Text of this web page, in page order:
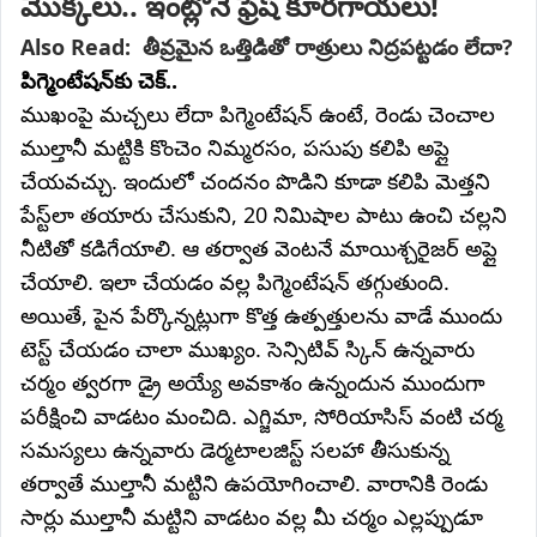
ప్రకాశింపజేసే గుణాలు ఉండటం వల్ల లోతైన క్లెన్సింగ్
లభిస్తుంది.
Also Read: తీవ్రమైన ఒత్తిడితో రాత్రులు నిద్రపట్టడం లేదా?
పిగ్మెంటేషన్‌కు చెక్..
ముఖంపై మచ్చలు లేదా పిగ్మెంటేషన్ ఉంటే, రెండు చెంచాల
ముల్తానీ మట్టికి కొంచెం నిమ్మరసం, పసుపు కలిపి అప్లై
చేయవచ్చు. ఇందులో చందనం పొడిని కూడా కలిపి మెత్తని
పేస్ట్‌లా తయారు చేసుకుని, 20 నిమిషాల పాటు ఉంచి చల్లని
నీటితో కడిగేయాలి. ఆ తర్వాత వెంటనే మాయిశ్చరైజర్ అప్లై
చేయాలి. ఇలా చేయడం వల్ల పిగ్మెంటేషన్ తగ్గుతుంది.
అయితే, పైన పేర్కొన్నట్లుగా కొత్త ఉత్పత్తులను వాడే ముందు
టెస్ట్ చేయడం చాలా ముఖ్యం. సెన్సిటివ్ స్కిన్ ఉన్నవారు
చర్మం త్వరగా డ్రై అయ్యే అవకాశం ఉన్నందున ముందుగా
పరీక్షించి వాడటం మంచిది. ఎగ్జిమా, సోరియాసిస్ వంటి చర్మ
సమస్యలు ఉన్నవారు డెర్మటాలజిస్ట్ సలహా తీసుకున్న
తర్వాతే ముల్తానీ మట్టిని ఉపయోగించాలి. వారానికి రెండు
సార్లు ముల్తానీ మట్టిని వాడటం వల్ల మీ చర్మం ఎల్లప్పుడూ